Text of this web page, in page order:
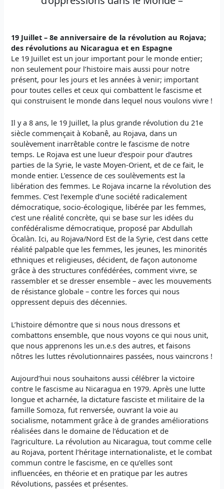
19 Juillet – 8e anniversaire de la révolution au Rojava;
des révolutions au Nicaragua et en Espagne
Le 19 Juillet est un jour important pour le monde entier;
non seulement pour l’histoire mais aussi pour notre
présent, pour les jours et les années à venir; important
pour toutes celles et ceux qui combattent le fascisme et
qui construisent le monde dans lequel nous voulons vivre !
Il y a 8 ans, le 19 Juillet, la plus grande révolution du 21e
siècle commençait à Kobanê, au Rojava, dans un
soulèvement inarrêtable contre le fascisme de notre
temps. Le Rojava est une lueur d’espoir pour d’autres
parties de la Syrie, le vaste Moyen-Orient, et de ce fait, le
monde entier. L’essence de ces soulèvements est la
libération des femmes. Le Rojava incarne la révolution des
femmes. C’est l’exemple d’une société radicalement
démocratique, socio-écologique, libérée par les femmes,
c’est une réalité concrète, qui se base sur les idées du
confédéralisme démocratique, proposé par Abdullah
Öcalàn. Ici, au Rojava/Nord Est de la Syrie, c’est dans cette
réalité palpable que les femmes, les jeunes, les minorités
ethniques et religieuses, décident, de façon autonome
grâce à des structures confédérées, comment vivre, se
rassembler et se dresser ensemble – avec les mouvements
de résistance globale – contre les forces qui nous
oppressent depuis des décennies.
L’histoire démontre que si nous nous dressons et
combattons ensemble, que nous voyons ce qui nous unit,
que nous apprenons les un.e.s des autres, et faisons
nôtres les luttes révolutionnaires passées, nous vaincrons !
Aujourd’hui nous souhaitons aussi célébrer la victoire
contre le fascisme au Nicaragua en 1979. Après une lutte
longue et acharnée, la dictature fasciste et militaire de la
famille Somoza, fut renversée, ouvrant la voie au
socialisme, notamment grâce à de grandes améliorations
réalisées dans le domaine de l’éducation et de
l’agriculture. La révolution au Nicaragua, tout comme celle
au Rojava, portent l’héritage internationaliste, et le combat
commun contre le fascisme, en ce qu’elles sont
influencées, en théorie et en pratique par les autres
Révolutions, passées et présentes.